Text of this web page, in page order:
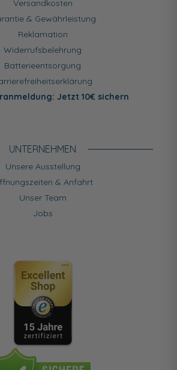
Versandkosten
& Gewährleistung
Reklamation
Widerrufsbelehrung
Batterieentsorgung
Jetzt 10€ sichern
UNTERNEHMEN
Unsere Ausstellung
& Anfahrt
Unser Team
Jobs